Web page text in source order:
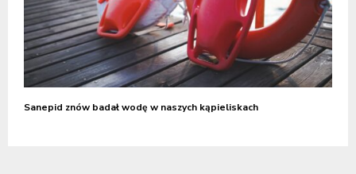
Sanepid znów badał wodę w naszych kąpieliskach